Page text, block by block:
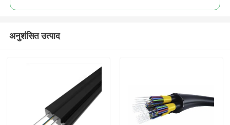
अनुशंसित उत्पाद